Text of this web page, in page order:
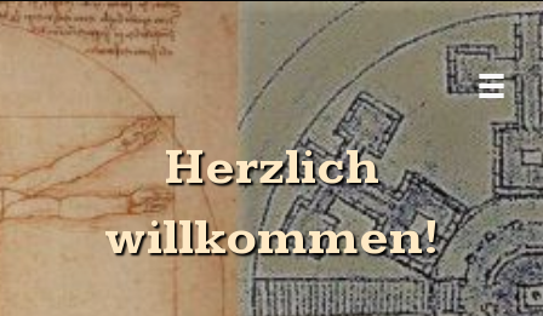
Herzlich
willkommen!